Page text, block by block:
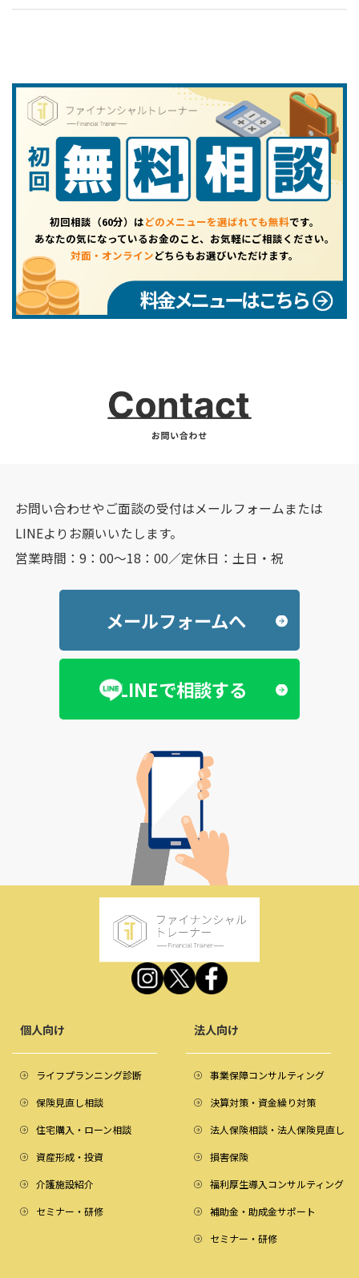
初回相談（60分）はどのメニューを選ばれても無料です。
あなたの気になっているお金のこと、お気軽にご相談ください。
対面・オンラインどちらもお選びいただけます。
料金メニューはこちら
お問い合わせやご面談の受付はメールフォームまたは
LINEよりお願いいたします。
営業時間：9：00～18：00／定休日：土日・祝
メールフォームへ
LINEで相談する
個人向け
ライフプランニング診断
保険見直し相談
住宅購入・ローン相談
資産形成・投資
介護施設紹介
セミナー・研修
法人向け
事業保障コンサルティング
決算対策・資金繰り対策
法人保険相談・法人保険見直し
損害保険
福利厚生導入コンサルティング
補助金・助成金サポート
セミナー・研修